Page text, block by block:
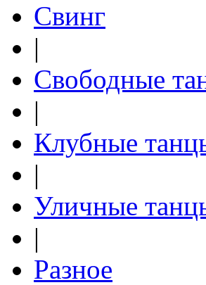
Свинг
|
Свободные
|
Клубные
|
Уличные
|
Разное